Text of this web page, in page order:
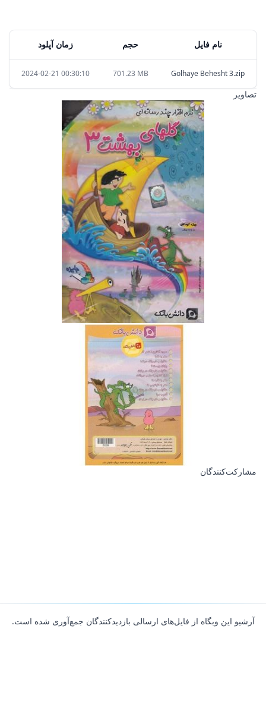
نام فایل حجم زمان آپلود
Golhaye Behesht 3.zip
701.23 MB
2024-02-21 00:30:10
تصاویر
مشارکت‌کنندگان
آرشیو این وبگاه از فایل‌های ارسالی بازدیدکنندگان جمع‌آوری شده است.